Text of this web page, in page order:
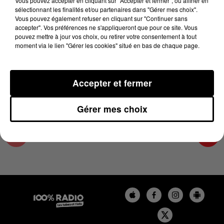
4 février 2025 - 4 min 23 sec
LES INFOS DE L'AUDE DU 04/02/2025 À
18H00
Les infos de l'Aude
sélectionnant les finalités et/ou partenaires dans "Gérer mes choix".
Vous pouvez également refuser en cliquant sur "Continuer sans
accepter". Vos préférences ne s'appliqueront que pour ce site. Vous
pouvez mettre à jour vos choix, ou retirer votre consentement à tout
moment via le lien "Gérer les cookies" situé en bas de chaque page.
Gérer mes choix
Accepter et fermer